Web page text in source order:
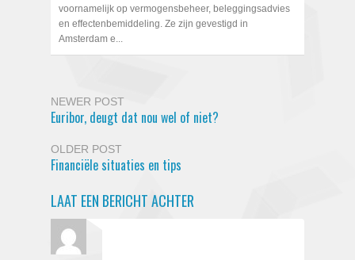
voornamelijk op vermogensbeheer, beleggingsadvies
en effectenbemiddeling. Ze zijn gevestigd in
Amsterdam e...
NEWER POST
Euribor, deugt dat nou wel of niet?
OLDER POST
Financiële situaties en tips
LAAT EEN BERICHT ACHTER